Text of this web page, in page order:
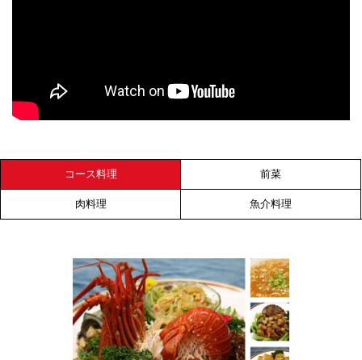
コース料理 前菜
肉料理 魚介料理